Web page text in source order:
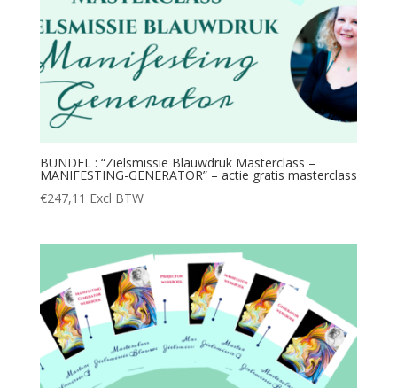
BUNDEL : “Zielsmissie Blauwdruk Masterclass –
MANIFESTING-GENERATOR” – actie gratis masterclass
€247,11 Excl BTW